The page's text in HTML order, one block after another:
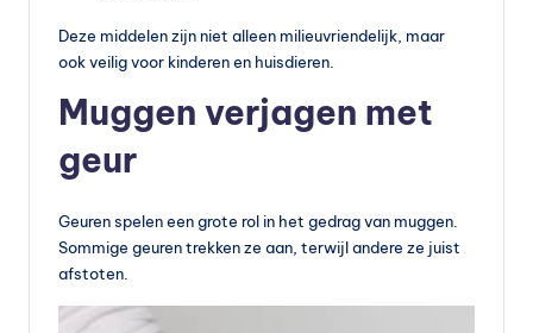
Deze middelen zijn niet alleen milieuvriendelijk, maar
ook veilig voor kinderen en huisdieren.
Muggen verjagen met
geur
Geuren spelen een grote rol in het gedrag van muggen.
Sommige geuren trekken ze aan, terwijl andere ze juist
afstoten.